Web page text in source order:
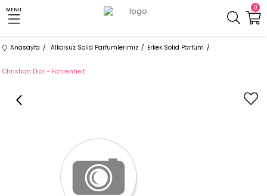
0
MENU
Anasayfa Alkolsüz Solid Parfümlerimiz Erkek Solid Parfüm
Christian Dior - Fahrenheit